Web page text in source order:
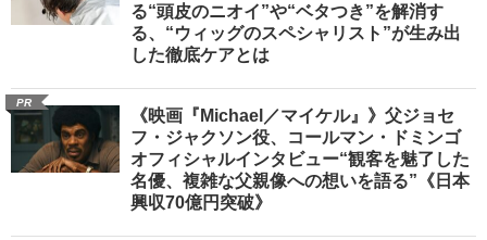
る“頭皮のニオイ”や“ベタつき”を解消す
る、“ウィッグのスペシャリスト”が生み出
した徹底ケアとは
PR
《映画『Michael／マイケル』》父ジョセ
フ・ジャクソン役、コールマン・ドミンゴ
オフィシャルインタビュー“観客を魅了した
名優、複雑な父親像への想いを語る”《日本
興収70億円突破》